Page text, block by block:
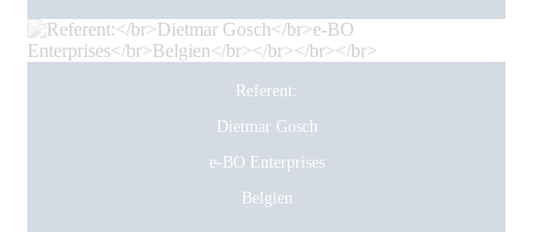
Referent:
Dietmar Gosch
e-BO Enterprises
Belgien